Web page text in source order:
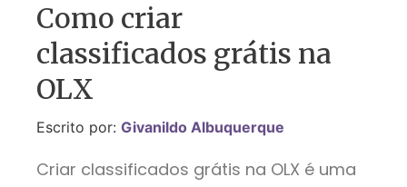
Como criar
classificados grátis na
OLX
Escrito por: Givanildo Albuquerque
Criar classificados grátis na OLX é uma